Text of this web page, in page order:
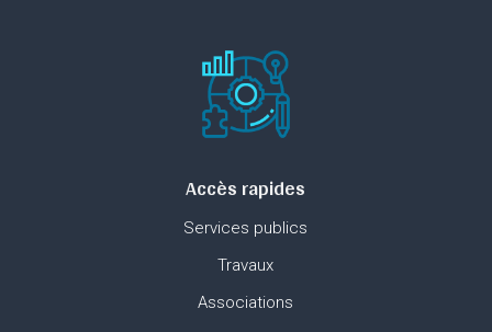
Accès rapides
Services publics
Travaux
Associations